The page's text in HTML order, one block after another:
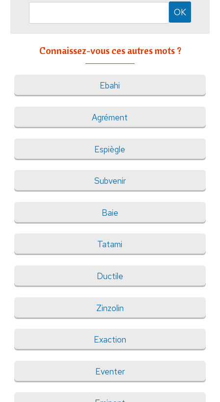
Connaissez-vous ces autres mots ?
Ebahi
Agrément
Espiègle
Subvenir
Baie
Tatami
Ductile
Zinzolin
Exaction
Eventer